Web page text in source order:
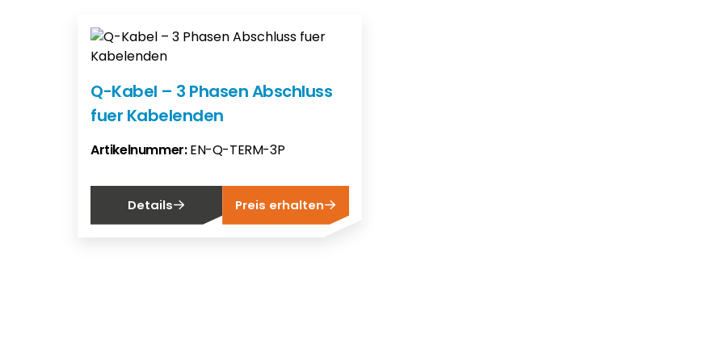
Q-Kabel – 3 Phasen Abschluss
fuer Kabelenden
Artikelnummer:EN-Q-TERM-3P
Details Preis erhalten